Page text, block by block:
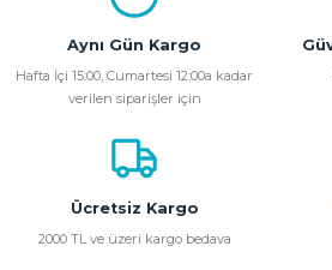
Ürün açıklamasında eksik bilgiler
Ürün bilgilerinde hatalar bulunuyor.
Ürün fiyatı diğer sitelerden daha pahalı.
Bu ürüne benzer farklı alternatifler
Aynı Gün Kargo
Hafta İçi 15:00, Cumartesi 12:00a kadar
verilen siparişler için
Ücretsiz Kargo
2000 TL ve üzeri kargo bedava